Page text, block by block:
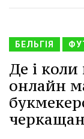
БЕЛЬГІЯ
Де і
онлайн